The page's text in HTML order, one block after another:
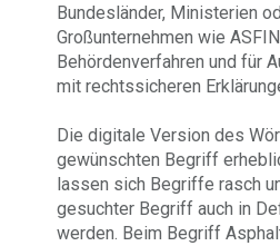
Bundesländer, Ministerien
Großunternehmen wie
Behördenverfahren und für
mit rechtssicheren
Die digitale Version des
gewünschten Begriff
lassen sich Begriffe rasch
gesuchter Begriff auch in
werden. Beim Begriff